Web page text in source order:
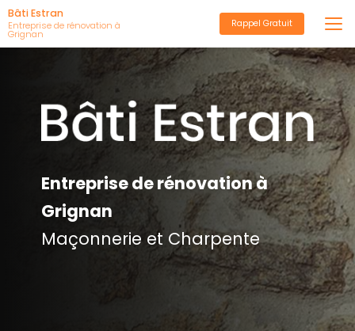
Aller
au
contenu
Bâti Estran
Entreprise de rénovation à
Grignan
Rappel Gratuit
Entreprise de rénovation à
Grignan
Maçonnerie et Charpente